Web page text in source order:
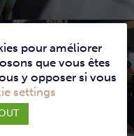
pour améliorer
que vous êtes
y opposer si vous
settings